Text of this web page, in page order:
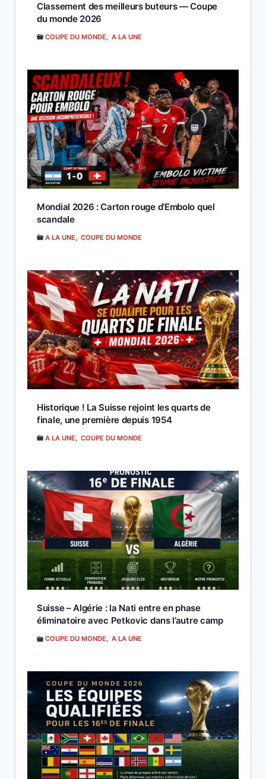
Classement des meilleurs buteurs — Coupe
du monde 2026
COUPE DU MONDE A LA UNE
Mondial 2026 : Carton rouge d’Embolo quel
scandale
A LA UNE COUPE DU MONDE
Historique ! La Suisse rejoint les quarts de
finale, une première depuis 1954
A LA UNE, COUPE DU MONDE
Suisse – Algérie : la Nati entre en phase
éliminatoire avec Petkovic dans l’autre camp
COUPE DU MONDE, A LA UNE